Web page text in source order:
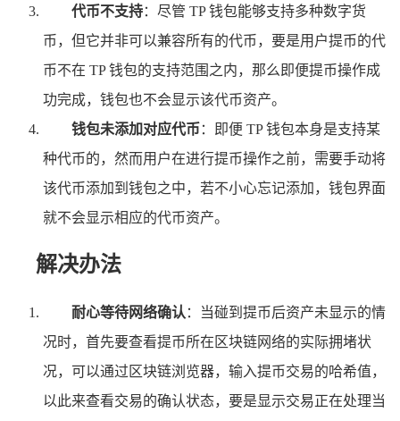
代币不支持：尽管 TP 钱包能够支持多种数字货
币，但它并非可以兼容所有的代币，要是用户提币的代
币不在 TP 钱包的支持范围之内，那么即便提币操作成
功完成，钱包也不会显示该代币资产。
钱包未添加对应代币 ：即便 TP 钱包本身是支持某
种代币的，然而用户在进行提币操作之前，需要手动将
该代币添加到钱包之中，若不小心忘记添加，钱包界面
就不会显示相应的代币资产。
解决办法
耐心等待网络确认 ：当碰到提币后资产未显示的情
况时，首先要查看提币所在区块链网络的实际拥堵状
况，可以通过区块链浏览器，输入提币交易的哈希值，
以此来查看交易的确认状态，要是显示交易正在处理当